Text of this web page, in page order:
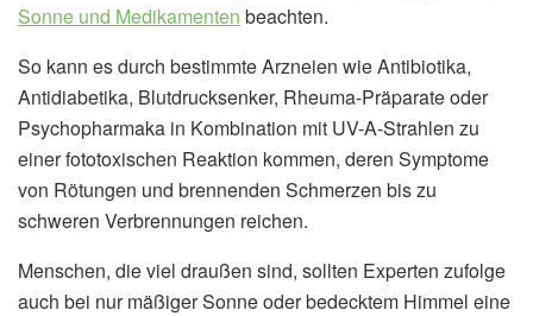
Sonne und Medikamenten beachten.
So kann es durch bestimmte Arzneien wie Antibiotika,
Antidiabetika, Blutdrucksenker, Rheuma-Präparate oder
Psychopharmaka in Kombination mit UV-A-Strahlen zu
einer fototoxischen Reaktion kommen, deren Symptome
von Rötungen und brennenden Schmerzen bis zu
schweren Verbrennungen reichen.
Menschen, die viel draußen sind, sollten Experten zufolge
auch bei nur mäßiger Sonne oder bedecktem Himmel eine